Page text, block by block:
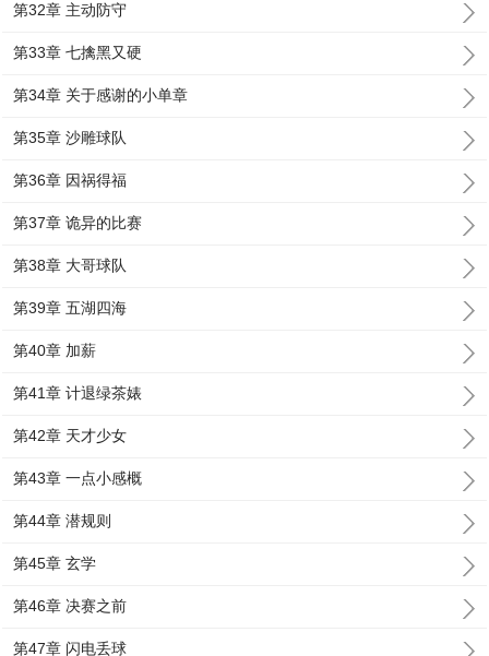
第32章 主动防守
第33章 七擒黑又硬
第34章 关于感谢的小单章
第35章 沙雕球队
第36章 因祸得福
第37章 诡异的比赛
第38章 大哥球队
第39章 五湖四海
第40章 加薪
第41章 计退绿茶婊
第42章 天才少女
第43章 一点小感概
第44章 潜规则
第45章 玄学
第46章 决赛之前
第47章 闪电丢球